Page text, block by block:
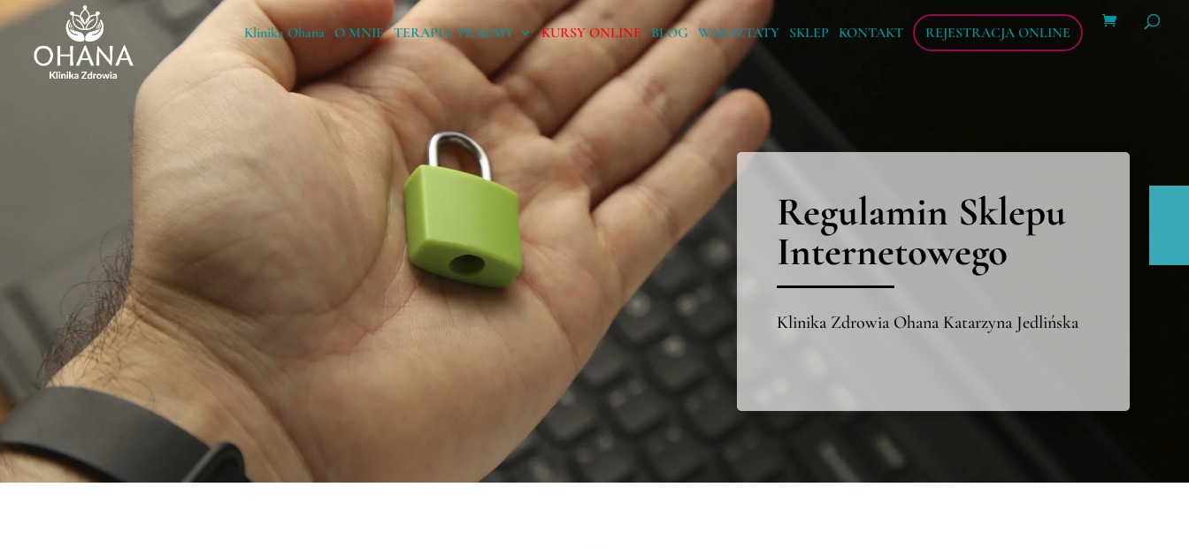
Klinika Ohana O MNIE TERAPIA TRAUMY KURSY ONLINE BLOG WARSZTATY SKLEP KONTAKT REJESTRACJA ONLINE
produktów
Regulamin Sklepu
Internetowego
Klinika Zdrowia Ohana Katarzyna Jedlińska